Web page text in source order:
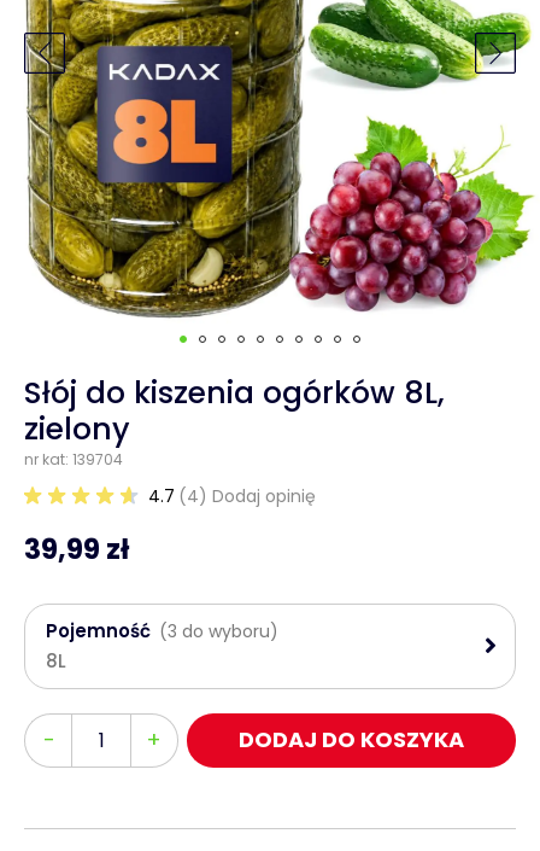
Słój do kiszenia ogórków 8L,
zielony
nr kat: 139704
4.7 (4) Dodaj opinię
39,99 zł
Pojemność (3 do wyboru)
8L
-
Ilość + DODAJ DO KOSZYKA